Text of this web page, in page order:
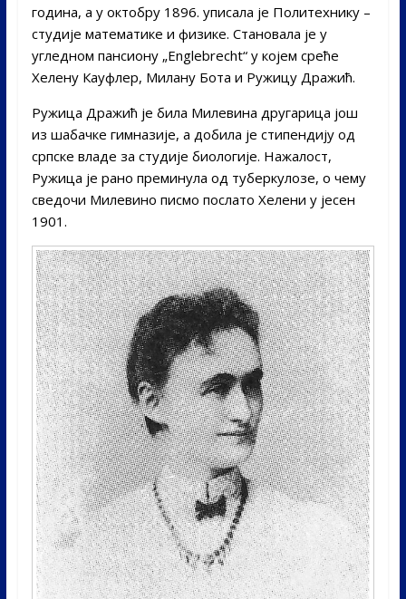
година, а у октобру 1896. уписала је Политехнику –
студије математике и физике. Становала је у
угледном пансиону „Englebrecht“ у којем среће
Хелену Кауфлер, Милану Бота и Ружицу Дражић.
Ружица Дражић је била Милевина другарица још
из шабачке гимназије, а добила је стипендију од
српске владе за студије биологије. Нажалост,
Ружица је рано преминула од туберкулозe, о чему
сведочи Милевино писмо послато Хелени у јесен
1901.